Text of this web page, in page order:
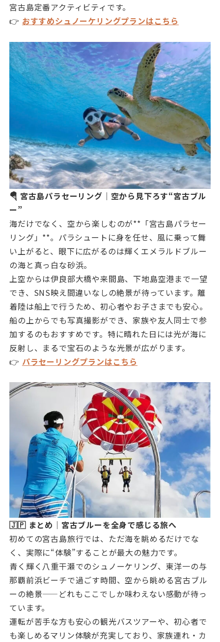
宮古島定番アクティビティです。
👉 おすすめシュノーケリングプランはこちら
🪂 宮古島パラセーリング｜空から見下ろす“宮古ブル
ー”
海だけでなく、空から楽しむのが**「宮古島パラセー
リング」**。パラシュートに身を任せ、風に乗って舞
い上がると、眼下に広がるのは輝くエメラルドブルー
の海と真っ白な砂浜。
上空からは伊良部大橋や来間島、下地島空港まで一望
でき、SNS映え間違いなしの絶景が待っています。離
着陸は船上で行うため、初心者やお子さまでも安心。
船の上からでも写真撮影ができ、家族や友人同士で参
加するのもおすすめです。特に晴れた日には光が海に
反射し、まるで宝石のような光景が広がります。
👉 パラセーリングプランはこちら
🇯🇵 まとめ｜宮古ブルーを全身で感じる旅へ
初めての宮古島旅行では、ただ海を眺めるだけでな
く、実際に“体験”することが最大の魅力です。
青く輝く八重干瀬でのシュノーケリング、東洋一の与
那覇前浜ビーチで過ごす時間、空から眺める宮古ブル
ーの絶景——どれもここでしか味わえない感動が待っ
ています。
運転が苦手な方も安心の観光バスツアーや、初心者で
も楽しめるマリン体験が充実しており、家族連れ・カ